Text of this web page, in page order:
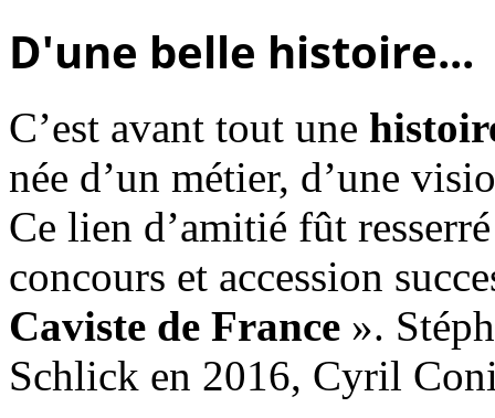
D'une belle histoire...
C’est avant tout une
née d’un métier, d’une
Ce lien d’amitié fût
concours et accession
Caviste de France ».
Schlick en 2016, Cyril